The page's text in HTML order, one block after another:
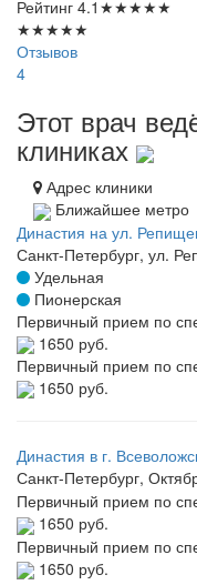
Рейтинг 4.1 ★★★★★
★★★★★
Отзывов
4
Этот врач
клиниках
Адрес клиники
Ближайшее метро
Династия на ул.
Санкт-Петербург, ул.
Удельная
Пионерская
Первичный прием по
1650 руб.
Первичный прием по
1650 руб.
Династия в г.
Санкт-Петербург,
Первичный прием по
1650 руб.
Первичный прием по
1650 руб.